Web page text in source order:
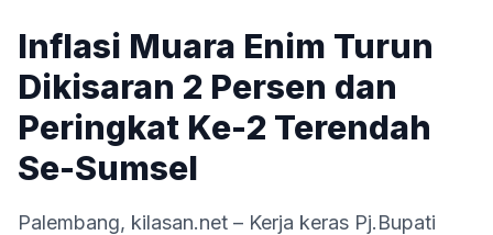
Inflasi Muara Enim Turun
Dikisaran 2 Persen dan
Peringkat Ke-2 Terendah
Se-Sumsel
Palembang, kilasan.net – Kerja keras Pj.Bupati